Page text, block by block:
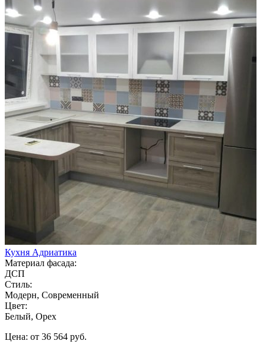
Кухня Адриатика
Материал фасада:
ДСП
Стиль:
Модерн, Современный
Цвет:
Белый, Орех
Цена: от 36 564 руб.